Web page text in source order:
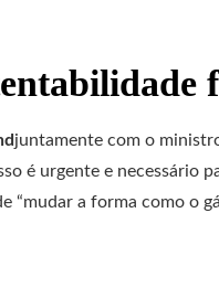
juntamente com o
é urgente e necessário
“mudar a forma como o